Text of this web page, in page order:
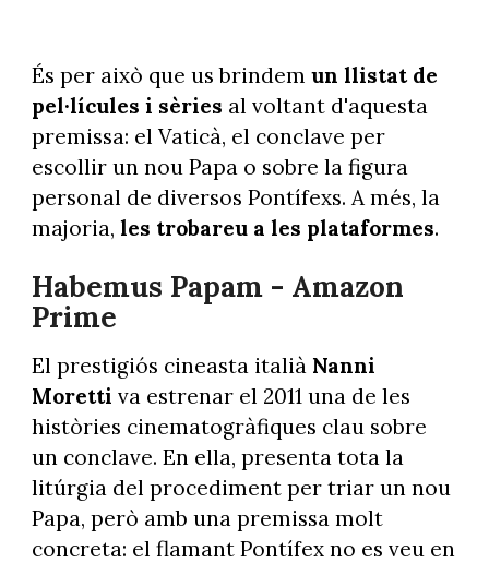
És per això que us brindem un llistat de
pel·lícules i sèries al voltant d'aquesta
premissa: el Vaticà, el conclave per
escollir un nou Papa o sobre la figura
personal de diversos Pontífexs. A més, la
majoria, les trobareu a les plataformes.
Habemus Papam - Amazon
Prime
El prestigiós cineasta italià Nanni
Moretti va estrenar el 2011 una de les
històries cinematogràfiques clau sobre
un conclave. En ella, presenta tota la
litúrgia del procediment per triar un nou
Papa, però amb una premissa molt
concreta: el flamant Pontífex no es veu en